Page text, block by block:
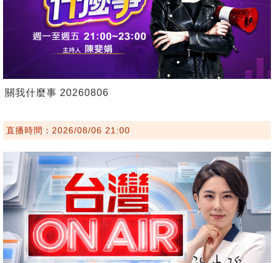
關我什麼事 20260806
直播時間：2026/08/06 21:00